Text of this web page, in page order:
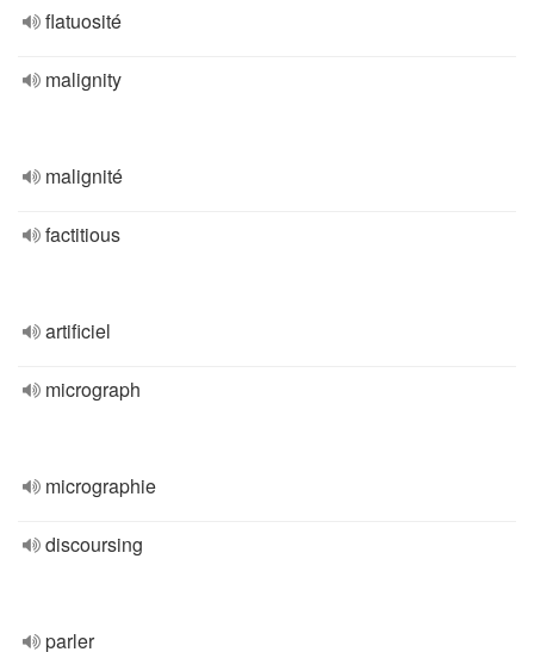
flatuosité
malignity
malignité
factitious
artificiel
micrograph
micrographie
discoursing
parler